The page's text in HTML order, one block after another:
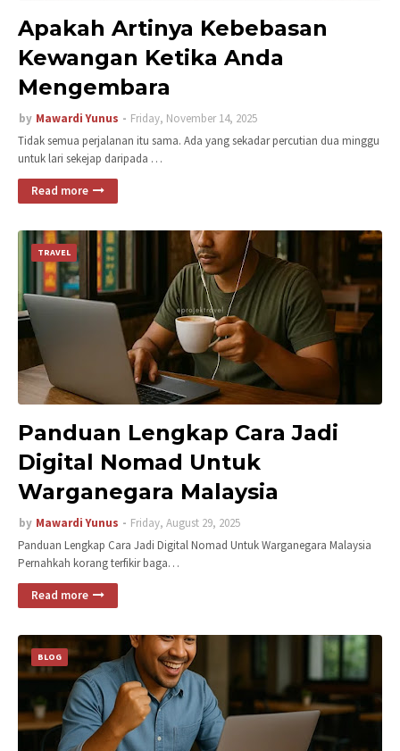
Apakah Artinya Kebebasan
Kewangan Ketika Anda
Mengembara
by Mawardi Yunus
Friday, November 14, 2025
Tidak semua perjalanan itu sama. Ada yang sekadar percutian dua minggu
untuk lari sekejap daripada …
Read more
TRAVEL
Panduan Lengkap Cara Jadi
Digital Nomad Untuk
Warganegara Malaysia
by Mawardi Yunus
Friday, August 29, 2025
Panduan Lengkap Cara Jadi Digital Nomad Untuk Warganegara Malaysia
Pernahkah korang terfikir baga…
Read more
BLOG